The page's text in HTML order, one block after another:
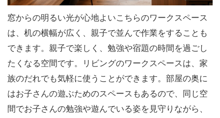
窓からの明るい光が心地よいこちらのワークスペース
は、机の横幅が広く、親子で並んで作業をすることも
できます。親子で楽しく、勉強や宿題の時間を過ごし
たくなる空間です。リビングのワークスペースは、家
族のだれでも気軽に使うことができます。部屋の奥に
はお子さんの遊ぶためのスペースもあるので、同じ空
間でお子さんの勉強や遊んでいる姿を見守りながら、